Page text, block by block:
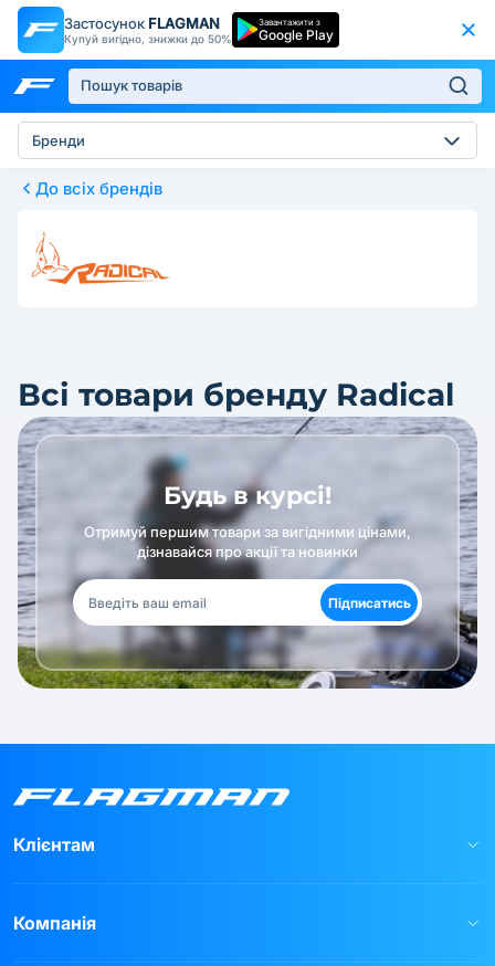
Застосунок FLAGMAN
Купуй вигідно, знижки до 50%
Завантажити з
Google Play
Бренди
До всіх брендів
Всі товари бренду Radical
Будь в курсі!
Отримуй першим товари за вигідними цінами,
дізнавайся про акції та новинки
Підписатись
Клієнтам
Компанія